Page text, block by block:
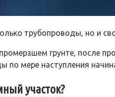
трубопроводы, но и
грунте, после
по мере наступления
участок?